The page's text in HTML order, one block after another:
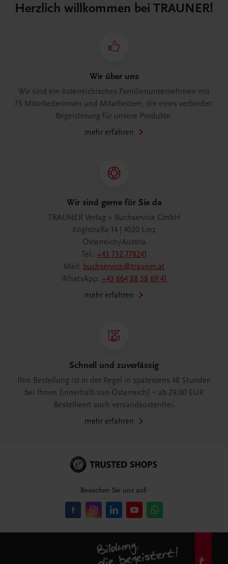
Herzlich willkommen bei TRAUNER!
Wir über uns
Wir sind ein österreichisches Familienunternehmen mit
75 Mitarbeiterinnen und Mitarbeitern, die eines verbindet:
Begeisterung für unsere Produkte.
mehr erfahren
Wir sind gerne für Sie da
TRAUNER Verlag + Buchservice GmbH
Köglstraße 14 | 4020 Linz
Österreich/Austria
Tel.: +43 732 778241
Mail: buchservice@trauner.at
WhatsApp: +43 664 88 58 69 41
mehr erfahren
Schnell und zuverlässig
Ihre Bestellung ist in der Regel in spätestens 48 Stunden
bei Ihnen (innerhalb von Österreich) – ab 29,00 EUR
Bestellwert auch versandkostenfrei.
mehr erfahren
Besuchen Sie uns auf: